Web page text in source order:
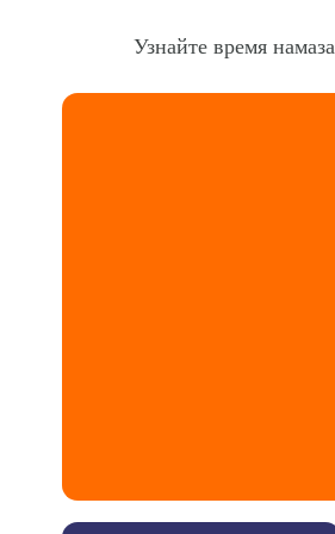
Узнайте время намаза